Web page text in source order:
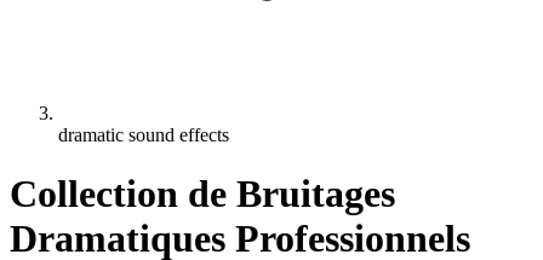
dramatic sound effects
Collection de Bruitages
Dramatiques Professionnels